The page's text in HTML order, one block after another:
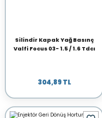
Silindir Kapak Yağ Basınç
Valfi Focus 03- 1.5 / 1.6 Tdcı
304,89 TL